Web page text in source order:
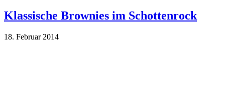
Klassische Brownies im Schottenrock
18. Februar 2014